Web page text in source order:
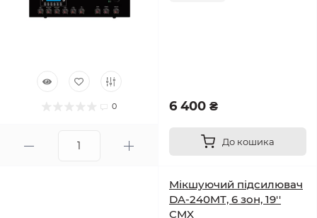
0 6 400 ₴
До кошика
Мікшуючий підсилювач
DA-240MT, 6 зон, 19''
CMX